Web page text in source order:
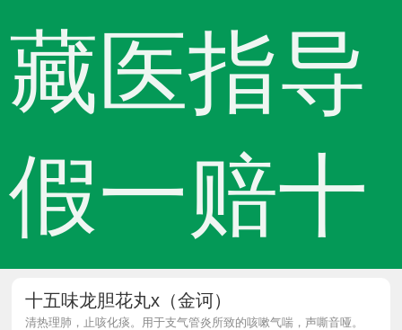
藏医指导
假一赔十
十五味龙胆花丸x（金诃）
清热理肺，止咳化痰。用于支气管炎所致的咳嗽气喘，声嘶音哑。